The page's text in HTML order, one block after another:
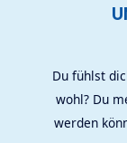
Du fühlst
wohl? Du
werden